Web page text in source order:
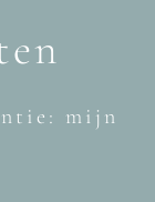
mijn